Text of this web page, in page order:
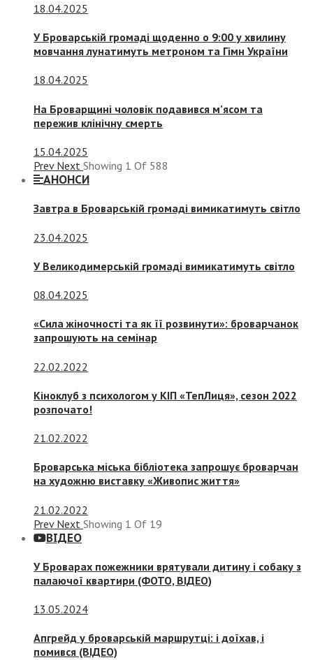
18.04.2025
У Броварській громаді щоденно о 9:00 у хвилину
мовчання лунатимуть метроном та Гімн України
18.04.2025
На Броварщині чоловік подавився м’ясом та
пережив клінічну смерть
15.04.2025
Prev Next Showing 1 Of 588
АНОНСИ
Завтра в Броварській громаді вимикатимуть світло
23.04.2025
У Великодимерській громаді вимикатимуть світло
08.04.2025
«Сила жіночності та як її розвинути»: броварчанок
запрошують на семінар
22.02.2022
Кіноклуб з психологом у КІП «ТепЛиця», сезон 2022
розпочато!
21.02.2022
Броварська міська бібліотека запрошує броварчан
на художню виставку «Живопис життя»
21.02.2022
Prev Next Showing 1 Of 19
ВІДЕО
У Броварах пожежники врятували дитину і собаку з
палаючої квартири (ФОТО, ВІДЕО)
13.05.2024
Апгрейд у броварській маршрутці: і доїхав, і
помився (ВІДЕО)